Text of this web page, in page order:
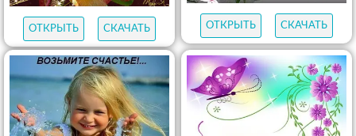
ОТКРЫТЬ СКАЧАТЬ ОТКРЫТЬ СКАЧАТЬ